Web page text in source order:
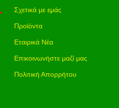
Σχετικά με εμάς
Προϊόντα
Εταιρικά Νέα
Επικοινωνήστε μαζί μας
Πολιτική Απορρήτου